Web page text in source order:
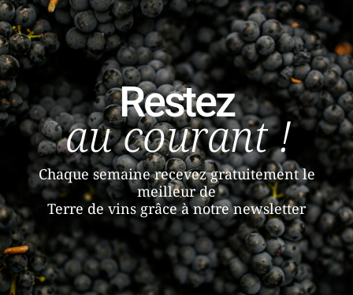
Restez
au courant !
Chaque semaine recevez gratuitement le
meilleur de
Terre de vins grâce à notre newsletter